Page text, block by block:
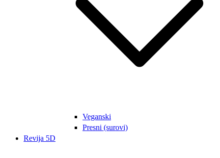
Veganski
Presni (surovi)
Revija 5D